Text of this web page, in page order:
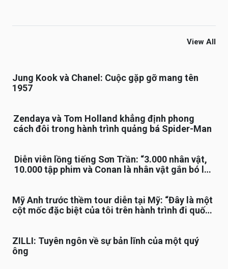
View All
Jung Kook và Chanel: Cuộc gặp gỡ mang tên
1957
Zendaya và Tom Holland khẳng định phong
cách đôi trong hành trình quảng bá Spider-Man
Diễn viên lồng tiếng Sơn Trần: “3.000 nhân vật,
10.000 tập phim và Conan là nhân vật gắn bó lâu
Mỹ Anh trước thềm tour diễn tại Mỹ: “Đây là một
cột mốc đặc biệt của tôi trên hành trình đi quốc
ZILLI: Tuyên ngôn về sự bản lĩnh của một quý
ông